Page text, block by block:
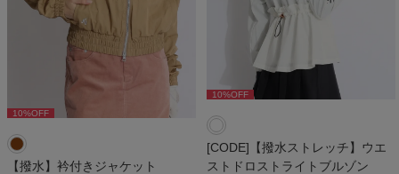
10%OFF
【撥水】衿付きジャケット
10%OFF
[CODE]【撥水ストレッチ】ウエ
ストドロストライトブルゾン